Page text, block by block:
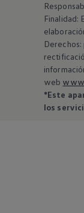
Finalidad:
web
*Este
los